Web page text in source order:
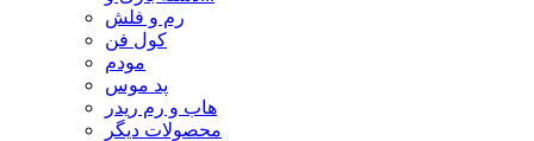
رم و فلش
کول فن
مودم
پد موس
هاب و رم ریدر
محصولات دیگر